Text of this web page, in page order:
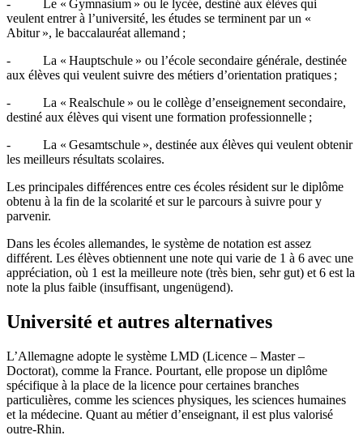
- Le « Gymnasium » ou le lycée, destiné aux élèves qui
veulent entrer à l’université, les études se terminent par un «
Abitur », le baccalauréat allemand ;
- La « Hauptschule » ou l’école secondaire générale, destinée
aux élèves qui veulent suivre des métiers d’orientation pratiques ;
- La « Realschule » ou le collège d’enseignement secondaire,
destiné aux élèves qui visent une formation professionnelle ;
- La « Gesamtschule », destinée aux élèves qui veulent obtenir
les meilleurs résultats scolaires.
Les principales différences entre ces écoles résident sur le diplôme
obtenu à la fin de la scolarité et sur le parcours à suivre pour y
parvenir.
Dans les écoles allemandes, le système de notation est assez
différent. Les élèves obtiennent une note qui varie de 1 à 6 avec une
appréciation, où 1 est la meilleure note (très bien, sehr gut) et 6 est la
note la plus faible (insuffisant, ungenügend).
Université et autres alternatives
L’Allemagne adopte le système LMD (Licence – Master –
Doctorat), comme la France. Pourtant, elle propose un diplôme
spécifique à la place de la licence pour certaines branches
particulières, comme les sciences physiques, les sciences humaines
et la médecine. Quant au métier d’enseignant, il est plus valorisé
outre-Rhin.